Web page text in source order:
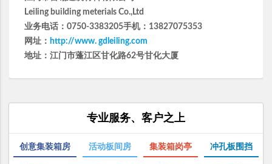
专业服务、客户之上
创意集装箱房 活动板间房 集装箱岗亭 冲孔板围挡